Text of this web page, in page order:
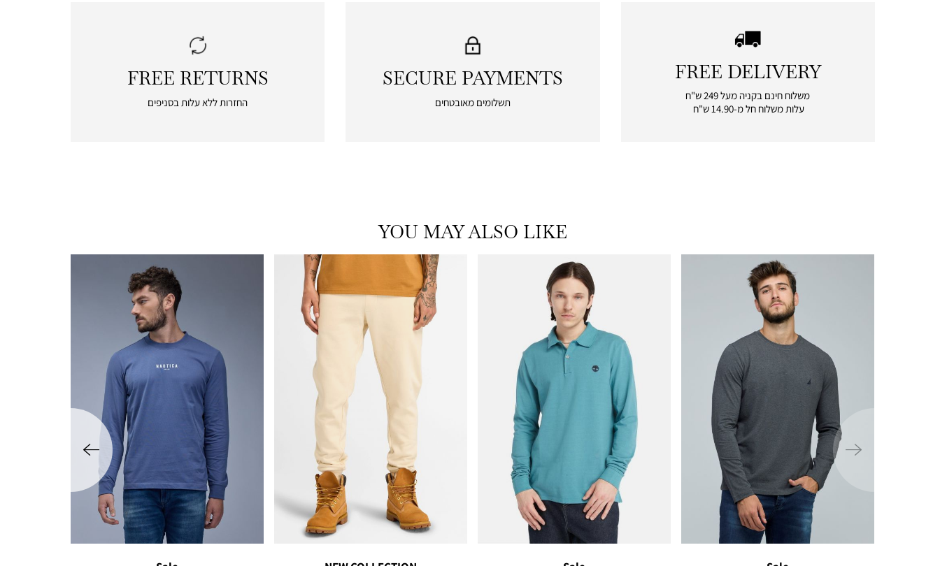
|
free
delivery
FREE DELIVERY
משלוח חינם בקניה מעל 249 ש"ח
עלות משלוח חל מ-14.90 ש"ח
|
payments
SECURE PAYMENTS
תשלומים מאובטחים
|
returns
FREE RETURNS
החזרות ללא עלות בסניפים
YOU MAY ALSO LIKE
ימינה
שמאלה